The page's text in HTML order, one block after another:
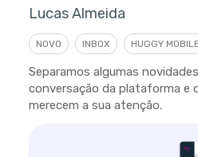
Lucas Almeida
NOVO INBOX HUGGY
Separamos algumas
conversação da plataforma e
merecem a sua atenção.